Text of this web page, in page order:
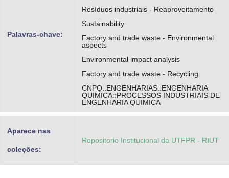
Palavras-chave:
Resíduos industriais - Reaproveitamento
Sustainability
Factory and trade waste - Environmental
aspects
Environmental impact analysis
Factory and trade waste - Recycling
CNPQ::ENGENHARIAS::ENGENHARIA
QUIMICA::PROCESSOS INDUSTRIAIS DE
ENGENHARIA QUIMICA
Aparece nas
coleções:
Repositorio Institucional da UTFPR - RIUT